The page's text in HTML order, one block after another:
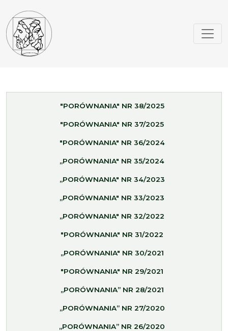
"PORÓWNANIA" NR 38/2025
"PORÓWNANIA" NR 37/2025
"PORÓWNANIA" NR 36/2024
„PORÓWNANIA" NR 35/2024
„PORÓWNANIA" NR 34/2023
„PORÓWNANIA" NR 33/2023
„PORÓWNANIA" NR 32/2022
"PORÓWNANIA" NR 31/2022
„PORÓWNANIA" NR 30/2021
"PORÓWNANIA" NR 29/2021
„PORÓWNANIA” NR 28/2021
„PORÓWNANIA” NR 27/2020
„PORÓWNANIA” NR 26/2020